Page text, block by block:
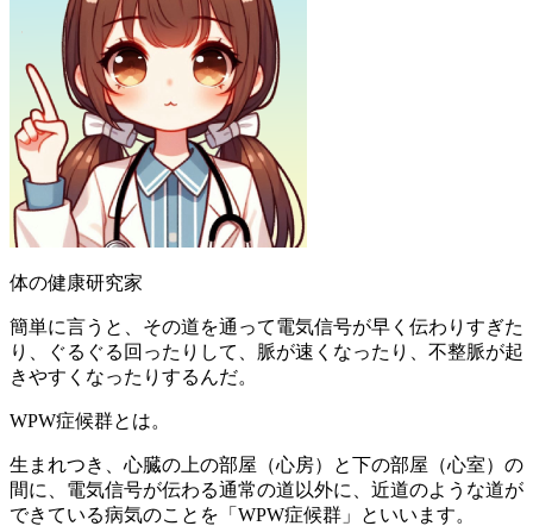
体の健康研究家
簡単に言うと、その道を通って電気信号が早く伝わりすぎた
り、ぐるぐる回ったりして、脈が速くなったり、不整脈が起
きやすくなったりするんだ。
WPW症候群とは。
生まれつき、心臓の上の部屋（心房）と下の部屋（心室）の
間に、電気信号が伝わる通常の道以外に、近道のような道が
できている病気のことを「WPW症候群」といいます。